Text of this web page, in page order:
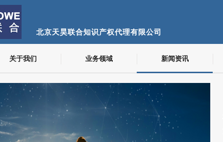
北京天昊联合知识产权代理有限公司
关于我们 业务领域 新闻资讯